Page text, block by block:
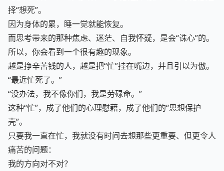
这就是为什么，绝大多数人，宁愿选择“累死”，也不愿意选
择“想死”。
因为身体的累，睡一觉就能恢复。
而思考带来的那种焦虑、迷茫、自我怀疑，是会“诛心”的。
所以，你会看到一个很有趣的现象。
越是挣辛苦钱的人，越是把“忙”挂在嘴边，并且引以为傲。
“最近忙死了。”
“没办法，我不像你们，我是劳碌命。”
这种“忙”，成了他们的心理慰藉，成了他们的“思想保护
壳”。
只要我一直在忙，我就没有时间去想那些更重要、但更令人
痛苦的问题：